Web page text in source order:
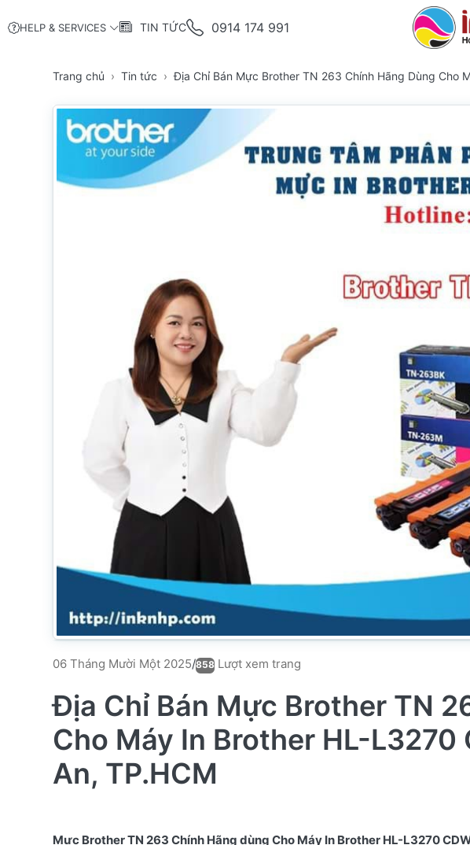
HELP & SERVICES TIN TỨC 0914 174 991
Trang chủ Tin tức Địa Chỉ Bán Mực Brother TN 263 Chính Hãng Dùng Cho
06 Tháng Mười Một 2025/858 Lượt xem trang
Địa Chỉ Bán Mực Brother TN
Cho Máy In Brother HL-L3270
An, TP.HCM
Mực Brother TN 263 Chính Hãng dùng Cho Máy In Brother HL-L3270